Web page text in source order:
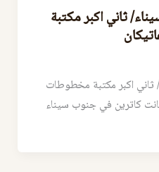
ثاني اكبر مكتبة
ثاني اكبر مكتبة مخطوطات
كاترين في جنوب سيناء